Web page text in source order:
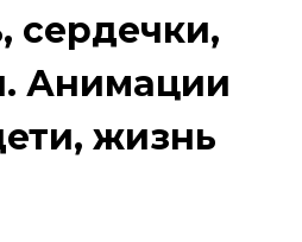
сердечки,
Анимации
жизнь